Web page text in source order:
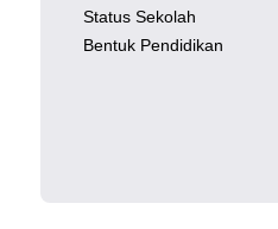
Status Sekolah
Bentuk Pendidikan